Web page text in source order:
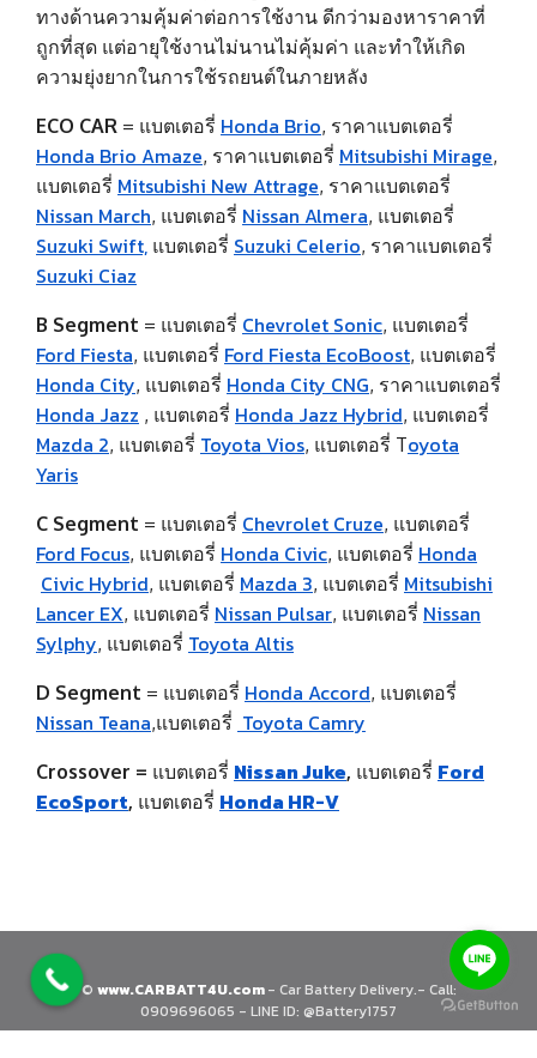
ทางด้านความคุ้มค่าต่อการใช้งาน ดีกว่ามองหาราคาที่
ถูกที่สุด แต่อายุใช้งานไม่นานไม่คุ้มค่า และทำให้เกิด
ความยุ่งยากในการใช้รถยนต์ในภายหลัง
ECO CAR = แบตเตอรี่ Honda Brio, ราคาแบตเตอรี่
Honda Brio Amaze, ราคาแบตเตอรี่ Mitsubishi Mirage,
แบตเตอรี่ Mitsubishi New Attrage, ราคาแบตเตอรี่
Nissan March, แบตเตอรี่ Nissan Almera, แบตเตอรี่
Suzuki Swift, แบตเตอรี่ Suzuki Celerio, ราคาแบตเตอรี่
Suzuki Ciaz
B Segment = แบตเตอรี่ Chevrolet Sonic, แบตเตอรี่
Ford Fiesta, แบตเตอรี่ Ford Fiesta EcoBoost, แบตเตอรี่
Honda City, แบตเตอรี่ Honda City CNG, ราคาแบตเตอรี่
Honda Jazz , แบตเตอรี่ Honda Jazz Hybrid, แบตเตอรี่
Mazda 2, แบตเตอรี่ Toyota Vios, แบตเตอรี่ Toyota
Yaris
C Segment = แบตเตอรี่ Chevrolet Cruze, แบตเตอรี่
Ford Focus, แบตเตอรี่ Honda Civic, แบตเตอรี่ Honda
Civic Hybrid, แบตเตอรี่ Mazda 3, แบตเตอรี่ Mitsubishi
Lancer EX, แบตเตอรี่ Nissan Pulsar, แบตเตอรี่ Nissan
Sylphy, แบตเตอรี่ Toyota Altis
D Segment = แบตเตอรี่ Honda Accord, แบตเตอรี่
Nissan Teana,แบตเตอรี่ Toyota Camry
Crossover = แบตเตอรี่ Nissan Juke, แบตเตอรี่ Ford
EcoSport, แบตเตอรี่ Honda HR-V
© www.CARBATT4U.com- Car Battery Delivery.- Call:
0909696065 - LINE ID: @Battery1757